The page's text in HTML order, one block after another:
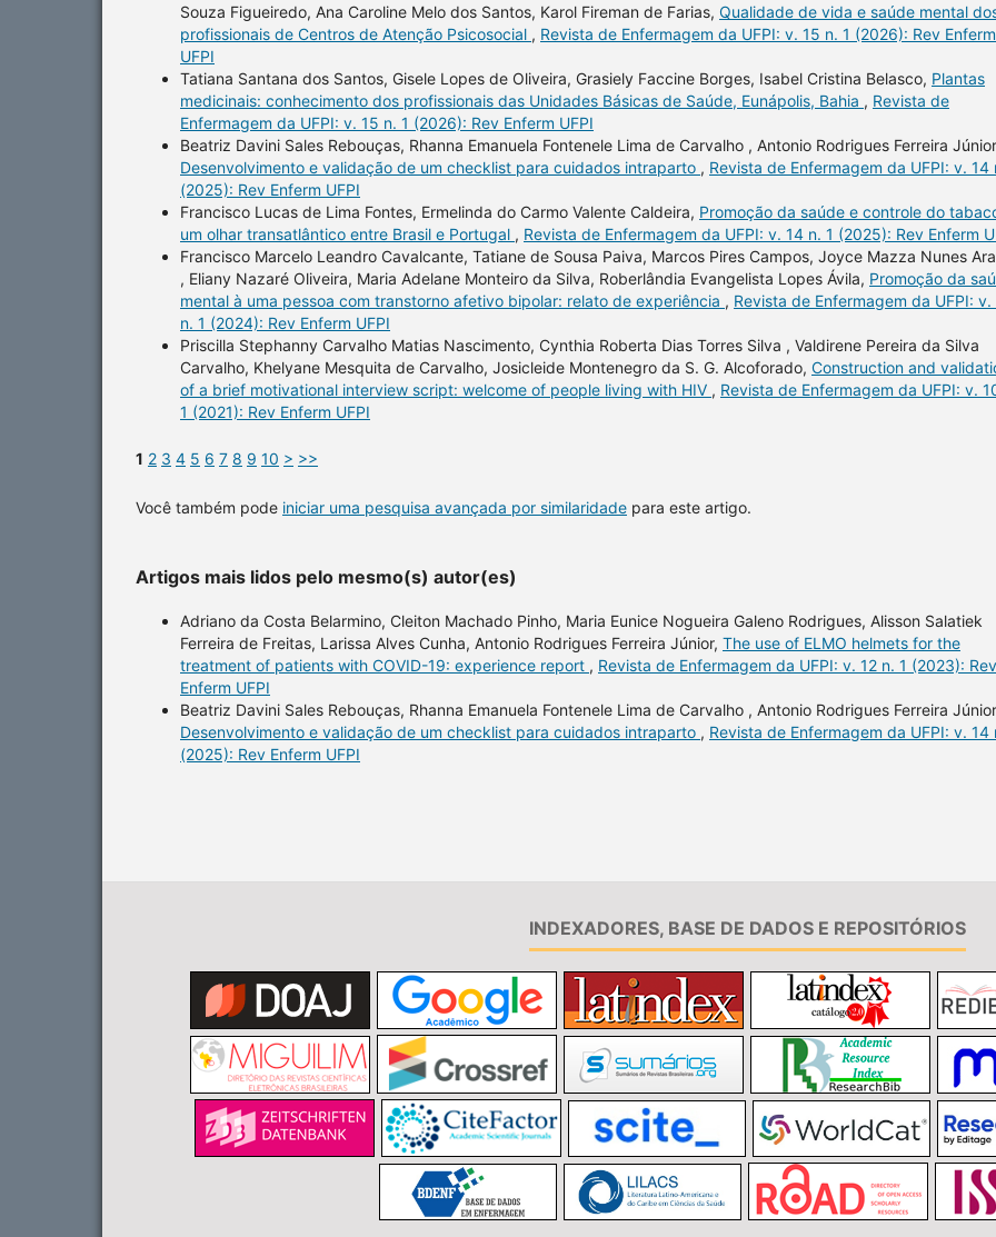
Souza Figueiredo, Ana Caroline Melo dos Santos, Karol Fireman de Farias, Qualidade de vida e saúde mental
profissionais de Centros de Atenção Psicosocial , Revista de Enfermagem da UFPI: v. 15 n. 1 (2026): Rev Enferm
UFPI
Tatiana Santana dos Santos, Gisele Lopes de Oliveira, Grasiely Faccine Borges, Isabel Cristina Belasco, Plantas
medicinais: conhecimento dos profissionais das Unidades Básicas de Saúde, Eunápolis, Bahia , Revista de
Enfermagem da UFPI: v. 15 n. 1 (2026): Rev Enferm UFPI
Beatriz Davini Sales Rebouças, Rhanna Emanuela Fontenele Lima de Carvalho , Antonio Rodrigues Ferreira
Desenvolvimento e validação de um checklist para cuidados intraparto , Revista de Enfermagem da UFPI: v. 14
(2025): Rev Enferm UFPI
Francisco Lucas de Lima Fontes, Ermelinda do Carmo Valente Caldeira, Promoção da saúde e controle do
um olhar transatlântico entre Brasil e Portugal , Revista de Enfermagem da UFPI: v. 14 n. 1 (2025): Rev Enferm
Francisco Marcelo Leandro Cavalcante, Tatiane de Sousa Paiva, Marcos Pires Campos, Joyce Mazza Nunes
, Eliany Nazaré Oliveira, Maria Adelane Monteiro da Silva, Roberlândia Evangelista Lopes Ávila, Promoção da
mental à uma pessoa com transtorno afetivo bipolar: relato de experiência , Revista de Enfermagem da UFPI: v.
n. 1 (2024): Rev Enferm UFPI
Priscilla Stephanny Carvalho Matias Nascimento, Cynthia Roberta Dias Torres Silva , Valdirene Pereira da Silva
Carvalho, Khelyane Mesquita de Carvalho, Josicleide Montenegro da S. G. Alcoforado, Construction and
of a brief motivational interview script: welcome of people living with HIV , Revista de Enfermagem da UFPI: v.
1 (2021): Rev Enferm UFPI
1 2 3 4 5 6 7 8 9 10 > >>
Você também pode iniciar uma pesquisa avançada por similaridade para este artigo.
Artigos mais lidos pelo mesmo(s) autor(es)
Adriano da Costa Belarmino, Cleiton Machado Pinho, Maria Eunice Nogueira Galeno Rodrigues, Alisson Salatiek
Ferreira de Freitas, Larissa Alves Cunha, Antonio Rodrigues Ferreira Júnior, The use of ELMO helmets for the
treatment of patients with COVID-19: experience report , Revista de Enfermagem da UFPI: v. 12 n. 1 (2023): Rev
Enferm UFPI
Beatriz Davini Sales Rebouças, Rhanna Emanuela Fontenele Lima de Carvalho , Antonio Rodrigues Ferreira
Desenvolvimento e validação de um checklist para cuidados intraparto , Revista de Enfermagem da UFPI: v. 14
(2025): Rev Enferm UFPI
INDEXADORES, BASE DE DADOS E REPOSITÓRIOS